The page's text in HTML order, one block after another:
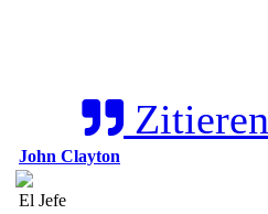
Zitieren
John Clayton
El Jefe